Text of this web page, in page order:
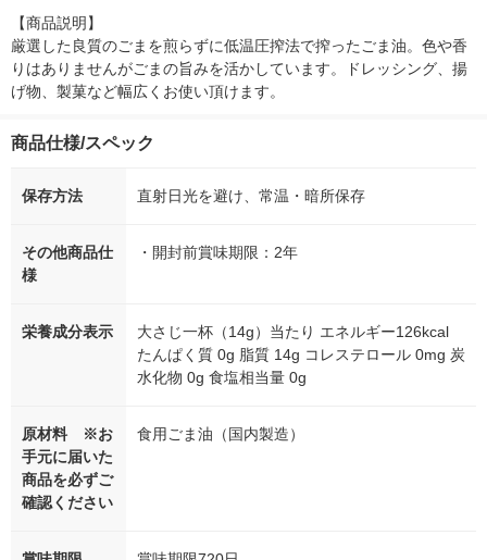
【商品説明】
厳選した良質のごまを煎らずに低温圧搾法で搾ったごま油。色や香
りはありませんがごまの旨みを活かしています。ドレッシング、揚
げ物、製菓など幅広くお使い頂けます。
商品仕様/スペック
保存方法 直射日光を避け、常温・暗所保存
その他商品仕
様
・開封前賞味期限：2年
栄養成分表示
大さじ一杯（14g）当たり エネルギー126kcal
たんぱく質 0g 脂質 14g コレステロール 0mg 炭
水化物 0g 食塩相当量 0g
原材料 ※お
手元に届いた
商品を必ずご
確認ください
食用ごま油（国内製造）